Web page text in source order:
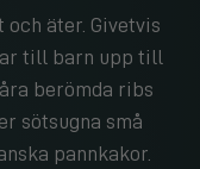
äter. Givetvis
till barn upp till
berömda ribs
sötsugna små
pannkakor.